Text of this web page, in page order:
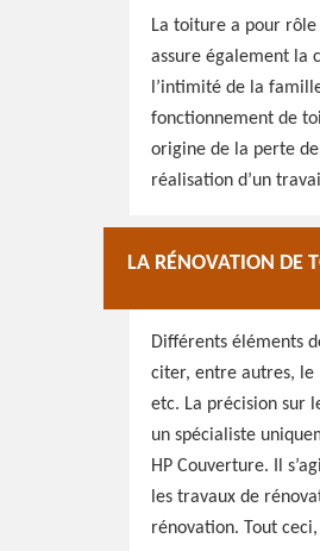
La toiture a pour
assure également la
l’intimité de la
fonctionnement de
origine de la perte
réalisation d’un
LA RÉNOVATION DE
Différents éléments
citer, entre autres, le
etc. La précision sur
un spécialiste
HP Couverture. Il
les travaux de
rénovation. Tout